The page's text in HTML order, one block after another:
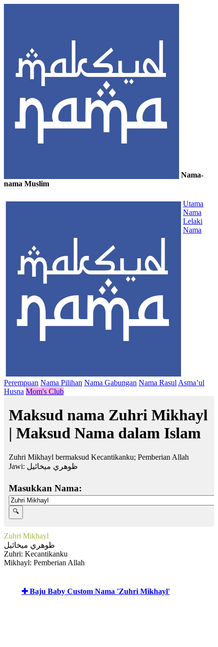
Nama-
nama Muslim
Utama
Nama
Lelaki
Nama
Perempuan Nama Pilihan Nama Gabungan Nama Rasul Asma’ul
Husna Mom's Club
Maksud nama Zuhri Mikhayl
| Maksud Nama dalam Islam
Zuhri Mikhayl bermaksud Kecantikanku; Pemberian Allah
Jawi: ظوهري ميخائيل
Masukkan Nama:
Zuhri Mikhayl
ظوهري ميخائيل
Zuhri: Kecantikanku
Mikhayl: Pemberian Allah
✚ Baju Baby Custom Nama 'Zuhri Mikhayl'